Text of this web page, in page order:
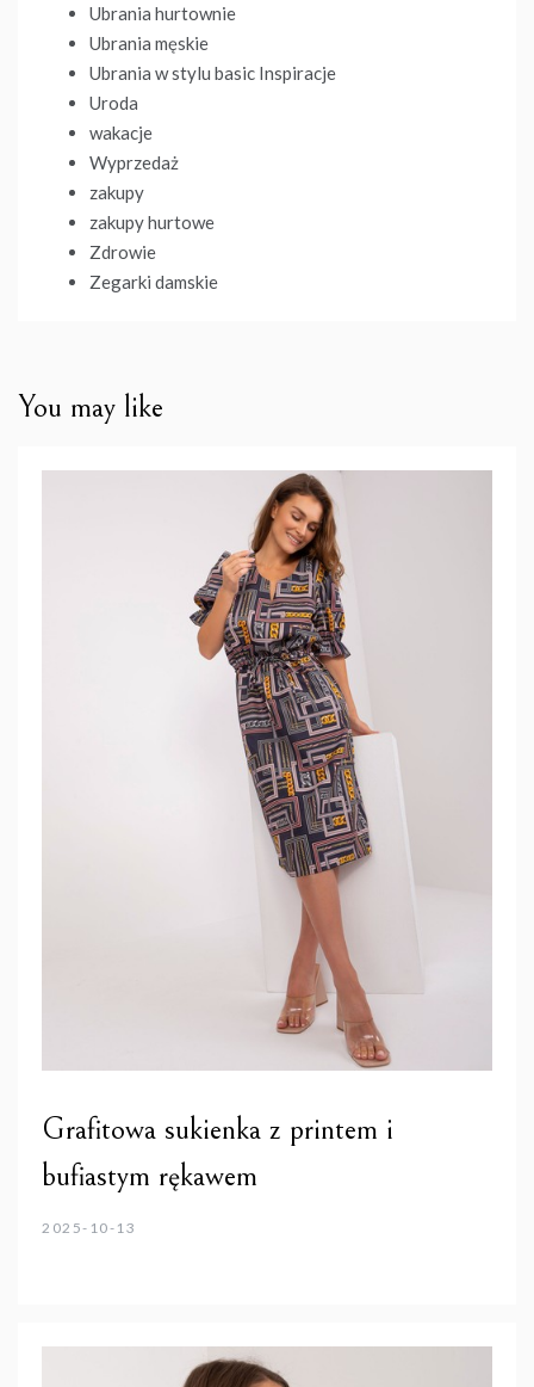
Ubrania hurtownie
Ubrania męskie
Ubrania w stylu basic Inspiracje
Uroda
wakacje
Wyprzedaż
zakupy
zakupy hurtowe
Zdrowie
Zegarki damskie
You may like
Grafitowa sukienka z printem i
bufiastym rękawem
2025-10-13